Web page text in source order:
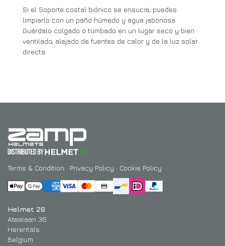
Si el Soporte costal biónico se ensucia, puedes
limpiarlo con un paño húmedo y agua jabonosa.
Guárdalo colgado o tumbado en un lugar seco y bien
ventilado, alejado de fuentes de calor y de la luz solar
directa.
Terms & Condition · Privacy Policy · Cookie Policy
Helmet 28
Atealaan 36
Herentals
Belgium